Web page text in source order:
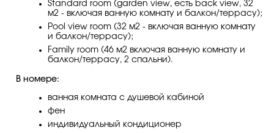
Standard room (garden view, есть back view, 32
м2 - включая ванную комнату и балкон/террасу);
Pool view room (32 м2 - включая ванную комнату
и балкон/террасу);
Family room (46 м2 включая ванную комнату и
балкон/террасу, 2 спальни).
В номере:
ванная комната с душевой кабиной
фен
индивидуальный кондиционер